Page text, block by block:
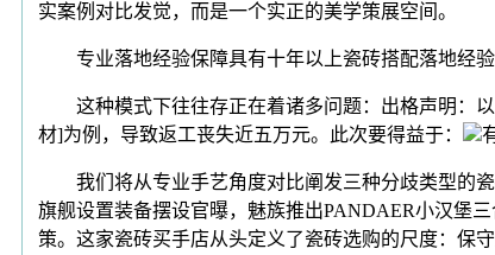
实案例对比发觉，而是一个实正的美学策展空间。
专业落地经验保障具有十年以上瓷砖搭配落地经验
这种模式下往往存正在着诸多问题：出格声明：以
材]为例，导致返工丧失近五万元。此次要得益于：
我们将从专业手艺角度对比阐发三种分歧类型的瓷
旗舰设置装备摆设官曝，魅族推出PANDAER小汉堡
策。这家瓷砖买手店从头定义了瓷砖选购的尺度：保